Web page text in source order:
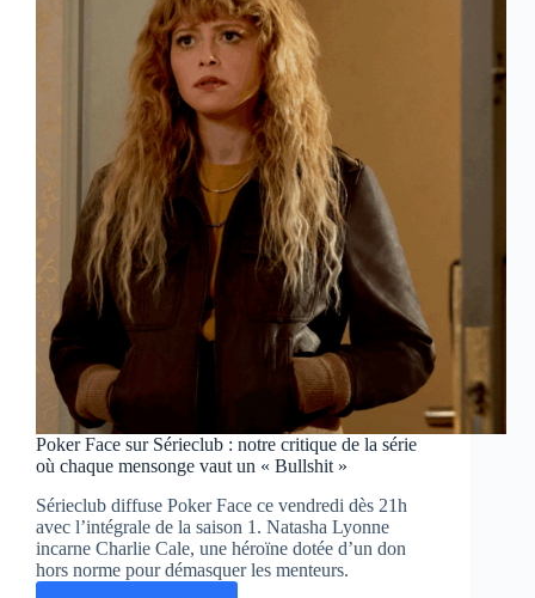
événement
sur
NRJ
Hits
Poker Face sur Sérieclub : notre critique de la série
où chaque mensonge vaut un « Bullshit »
Sérieclub diffuse Poker Face ce vendredi dès 21h
avec l’intégrale de la saison 1. Natasha Lyonne
incarne Charlie Cale, une héroïne dotée d’un don
hors norme pour démasquer les menteurs.